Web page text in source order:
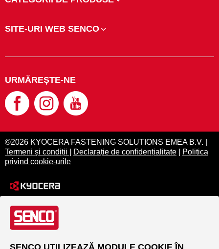
SITE-URI WEB SENCO
URMĂREȘTE-NE
©2026 KYOCERA FASTENING SOLUTIONS EMEA B.V. |
Termeni și condiții
Declarație de confidențialitate
Politica
privind cookie-urile
SENCO UTILIZEAZĂ MODULE COOKIE ÎN